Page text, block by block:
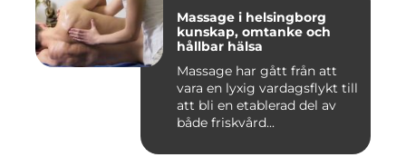
Massage i helsingborg
kunskap, omtanke och
hållbar hälsa
Massage har gått från att
vara en lyxig vardagsflykt till
att bli en etablerad del av
både friskvård...